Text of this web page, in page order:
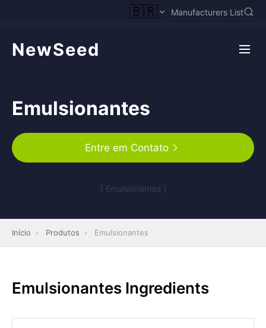
🇧🇷 Manufacturers List
NewSeed
Emulsionantes
Entre em Contato
[ Emulsionantes ]
Início › Produtos › Emulsionantes
Emulsionantes Ingredients